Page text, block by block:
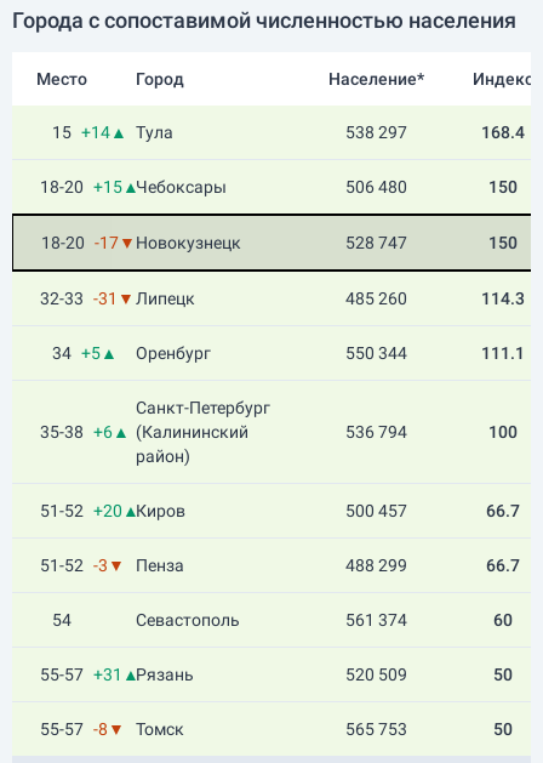
Города с сопоставимой численностью населения
Место Город Население* Индекс
15 +14▲ Тула 538 297 168.4
18-20 +15▲Чебоксары 506 480 150
18-20 -17▼ Новокузнецк 528 747 150
32-33 -31▼ Липецк 485 260 114.3
34 +5▲ Оренбург 550 344 111.1
35-38 +6▲
Санкт-Петербург
(Калининский
район)
536 794 100
51-52 +20▲Киров 500 457 66.7
51-52 -3▼ Пенза 488 299 66.7
54 Севастополь 561 374 60
55-57 +31▲Рязань 520 509 50
55-57 -8▼ Томск 565 753 50